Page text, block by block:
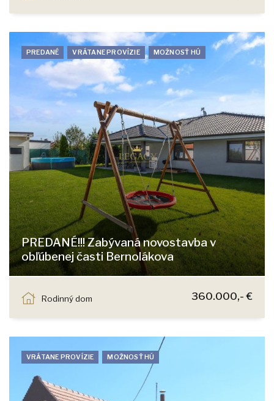
PREDANÉ VRÁTANE PROVÍZIE MOŽNOSŤ HÚ
PREDANÉ!!! Zabývaná novostavba v
obľúbenej časti Bernolákova
Rodinný dom
360.000,- €
VRÁTANE PROVÍZIE MOŽNOSŤ HÚ